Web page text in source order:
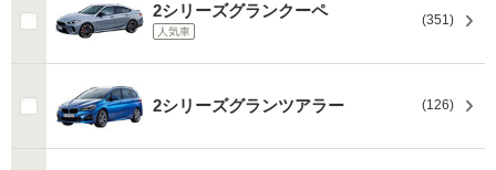
2シリーズグランクーペ
人気車
(351)
2シリーズグランツアラー (126)